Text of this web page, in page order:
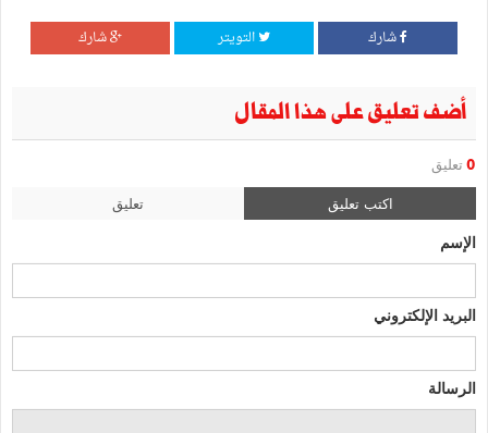
شارك التويتر شارك
أضف تعليق على هذا المقال
0 تعليق
اكتب تعليق تعليق
الإسم
البريد الإلكتروني
الرسالة